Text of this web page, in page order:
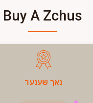
Buy A Zchus
נאך שענער